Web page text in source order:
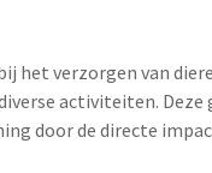
het verzorgen van
activiteiten. Deze
door de directe